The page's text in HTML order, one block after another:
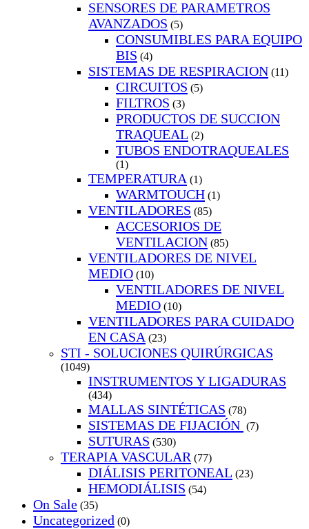
SENSORES DE PARAMETROS
AVANZADOS (5)
CONSUMIBLES PARA EQUIPO
BIS (4)
SISTEMAS DE RESPIRACION (11)
CIRCUITOS (5)
FILTROS (3)
PRODUCTOS DE SUCCION
TRAQUEAL (2)
TUBOS ENDOTRAQUEALES
(1)
TEMPERATURA (1)
WARMTOUCH (1)
VENTILADORES (85)
ACCESORIOS DE
VENTILACION (85)
VENTILADORES DE NIVEL
MEDIO (10)
VENTILADORES DE NIVEL
MEDIO (10)
VENTILADORES PARA CUIDADO
EN CASA (23)
STI - SOLUCIONES QUIRÚRGICAS
(1049)
INSTRUMENTOS Y LIGADURAS
(434)
MALLAS SINTÉTICAS (78)
SISTEMAS DE FIJACIÓN (7)
SUTURAS (530)
TERAPIA VASCULAR (77)
DIÁLISIS PERITONEAL (23)
HEMODIÁLISIS (54)
On Sale (35)
Uncategorized (0)